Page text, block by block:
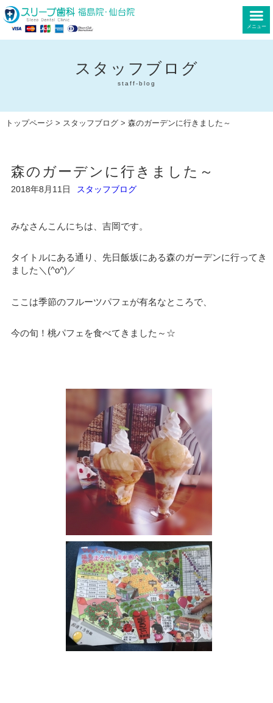
メニュー
スタッフブログ
staff-blog
トップページ > スタッフブログ> 森のガーデンに行きました～
森のガーデンに行きました～
2018年8月11日 スタッフブログ
みなさんこんにちは、吉岡です。
タイトルにある通り、先日飯坂にある森のガーデンに行ってき
ました＼(^o^)／
ここは季節のフルーツパフェが有名なところで、
今の旬！桃パフェを食べてきました～☆